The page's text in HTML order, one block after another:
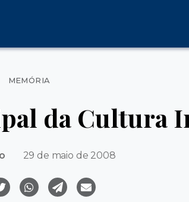
Categorias
MEMÓRIA
da Cultura
29 de maio de 2008